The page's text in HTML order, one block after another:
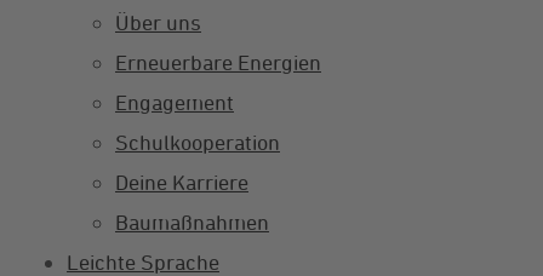
Über uns
Erneuerbare Energien
Engagement
Schulkooperation
Deine Karriere
Baumaßnahmen
Leichte Sprache